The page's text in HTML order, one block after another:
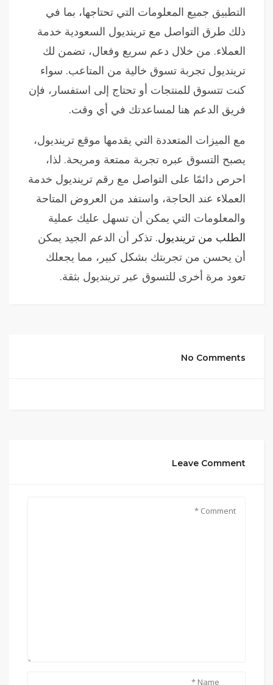
التطبيق جميع المعلومات التي تحتاجها، بما في
ذلك طرق التواصل مع ترينديول السعودية خدمة
العملاء. من خلال دعم سريع وفعال، تضمن لك
ترينديول تجربة تسوق خالية من المتاعب. سواء
كنت تتسوق للمنتجات أو تحتاج إلى استفسار، فإن
فريق الدعم هنا لمساعدتك في أي وقت.
مع الميزات المتعددة التي يقدمها موقع ترينديول،
يصبح التسوق عبره تجربة ممتعة ومريحة. لذا،
احرص دائمًا على التواصل مع رقم ترينديول خدمة
العملاء عند الحاجة، واستفد من العروض المتاحة
والمعلومات التي يمكن أن تسهل عليك عملية
الطلب من ترينديول. تذكر أن الدعم الجيد يمكن
أن يحسن من تجربتك بشكل كبير، مما يجعلك
تعود مرة أخرى للتسوق عبر ترينديول بثقة.
No Comments
Leave Comment